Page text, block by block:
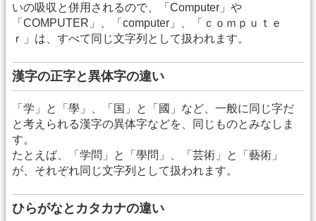
いの吸収と併用されるので、「Computer」や
「COMPUTER」、「computer」、「ｃｏｍｐｕｔｅ
ｒ」は、すべて同じ文字列として扱われます。
漢字の正字と異体字の違い
「学」と「學」、「国」と「國」など、一般に同じ字だ
と考えられる漢字の異体字などを、同じものとみなしま
す。
たとえば、「学問」と「學問」、「芸術」と「藝術」
が、それぞれ同じ文字列として扱われます。
ひらがなとカタカナの違い